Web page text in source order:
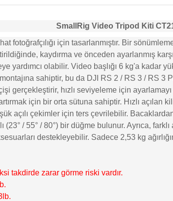
SmallRig Video Tripod Kiti
için tasarlanmıştır. Bir
kaydırma ve önceden ayarlanmış
yardımcı olabilir. Video başlığı 6 kg'a kadar
sahiptir, bu da DJI RS 2 / RS 3 / RS 3
gerçekleştirir, hızlı seviyeleme için
için bir orta sütuna sahiptir. Hızlı
açılı çekimler için ters çevrilebilir.
(23° / 55° / 80°) bir düğme bulunur. Ayrıca,
destekleyebilir. Sadece 2,53 kg
takdirde zarar görme riski vardır.